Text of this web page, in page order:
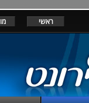
ראשי